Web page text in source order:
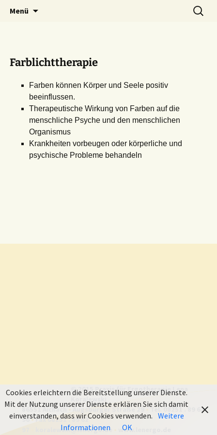
Lenergo
Praxis für Ergotherapie und Physiotherapie
Menü
Suchen
nach:
Farblichttherapie
Farben können Körper und Seele positiv
beeinflussen.
Therapeutische Wirkung von Farben auf die
menschliche Psyche und den menschlichen
Organismus
Krankheiten vorbeugen oder körperliche und
psychische Probleme behandeln
© 2015 Praxis für Ergotherapie Lena
86551 Aichach•Augsburger Straße 29•Tel. 08251 . 89 62
96•Fax 08251 . 89 62
koralewski@lenergo.de www.lenergo.de
Cookies erleichtern die Bereitstellung unserer Dienste.
Mit der Nutzung unserer Dienste erklären Sie sich damit
einverstanden, dass wir Cookies verwenden. Weitere
Informationen
OK